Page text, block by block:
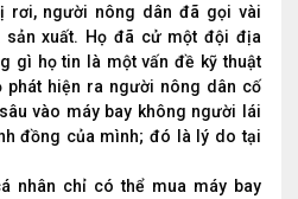
rơi, người nông dân đã gọi vài
xuất. Họ đã cử một đội địa
gì họ tin là một vấn đề kỹ thuật
phát hiện ra người nông dân cố
vào máy bay không người lái
đồng của mình; đó là lý do tại
nhân chỉ có thể mua máy bay